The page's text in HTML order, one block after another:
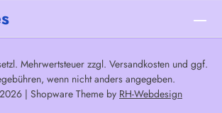
Mehrwertsteuer zzgl. Versandkostenund ggf.
wenn nicht anders angegeben.
| Shopware Theme by RH-Webdesign